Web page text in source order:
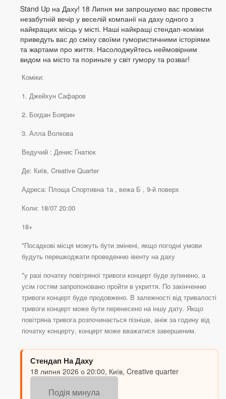
Stand Up на Даху! 18 Липня ми запрошуємо вас провести
незабутній вечір у веселій компанії на даху одного з
найкращих місць у місті. Наші найкращі стендап-коміки
приведуть вас до сміху своїми гумористичними історіями
та жартами про життя. Насолоджуйтесь неймовірним
видом на місто та пориньте у світ гумору та розваг!
Коміки:
1. Джейхун Сафаров
2. Богдан Боярин
3. Алла Волкова
Ведучий : Денис Гнатюк
Де: Київ, Creative Quarter
Адреса: Площа Спортивна 1а , вежа Б , 9-й поверх
Коли: 18/07 20:00
18+
*Посадкові місця можуть бути змінені, якщо погодні умови
будуть перешкоджати проведенню івенту на даху
*у разі початку повітряної тривоги концерт буде зупинено, а
усім гостям запропоновано пройти в укриття. По закінченню
тривоги концерт буде продовжено. В залежності від тривалості
тривоги концерт може бути перенесено на іншу дату. Якщо
повітряна тривога розпочинається пізніше, аніж за годину від
початку концерту, концерт може вважатися завершеним.
Стендап На Даху
18 липня 2026 о 20:00, Київ, Creative quarter
Подія минула